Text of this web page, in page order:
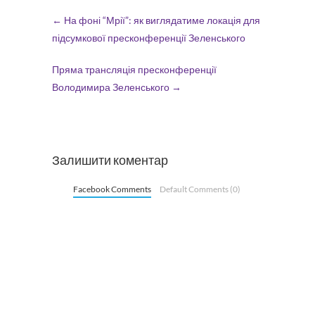
← На фоні “Мрії”: як виглядатиме локація для
підсумкової пресконференції Зеленського
Пряма трансляція пресконференції
Володимира Зеленського →
Залишити коментар
Facebook Comments Default Comments (0)